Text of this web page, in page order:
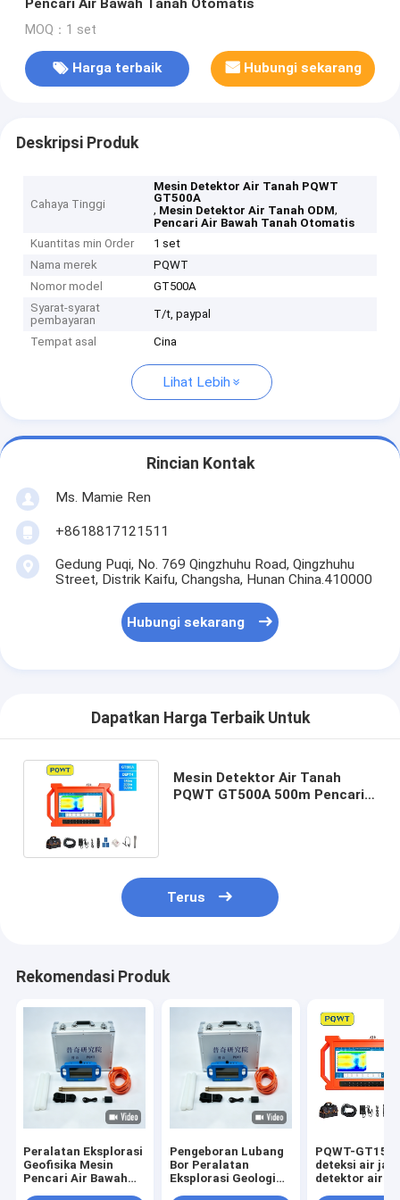
Pencari Air Bawah Tanah Otomatis
MOQ：1 set
Harga terbaik Hubungi sekarang
Deskripsi Produk
Cahaya Tinggi
Mesin Detektor Air Tanah PQWT
GT500A
, Mesin Detektor Air Tanah ODM,
Pencari Air Bawah Tanah Otomatis
Kuantitas min Order
1 set
Nama merek
PQWT
Nomor model
GT500A
Syarat-syarat
pembayaran
T/t, paypal
Tempat asal Cina
Lihat Lebih
Rincian Kontak
Ms. Mamie Ren
+8618817121511
Gedung Puqi, No. 769 Qingzhuhu Road, Qingzhuhu
Street, Distrik Kaifu, Changsha, Hunan China.410000
Hubungi sekarang
Dapatkan Harga Terbaik Untuk
Mesin Detektor Air Tanah
PQWT GT500A 500m Pencari
Terus
Rekomendasi Produk
Peralatan Eksplorasi
Geofisika Mesin
Pencari Air Bawah
Pengeboran Lubang
Bor Peralatan
Eksplorasi Geologi
PQWT-
deteksi air
detektor air